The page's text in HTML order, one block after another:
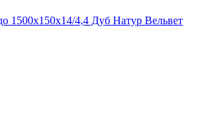
1500х150х14/4,4 Дуб Натур Вельвет